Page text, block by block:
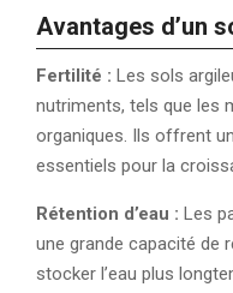
Avantages d’un
Fertilité : Les sols
nutriments, tels que les
organiques. Ils offrent
essentiels pour la
Rétention d’eau : Les
une grande capacité de
stocker l’eau plus